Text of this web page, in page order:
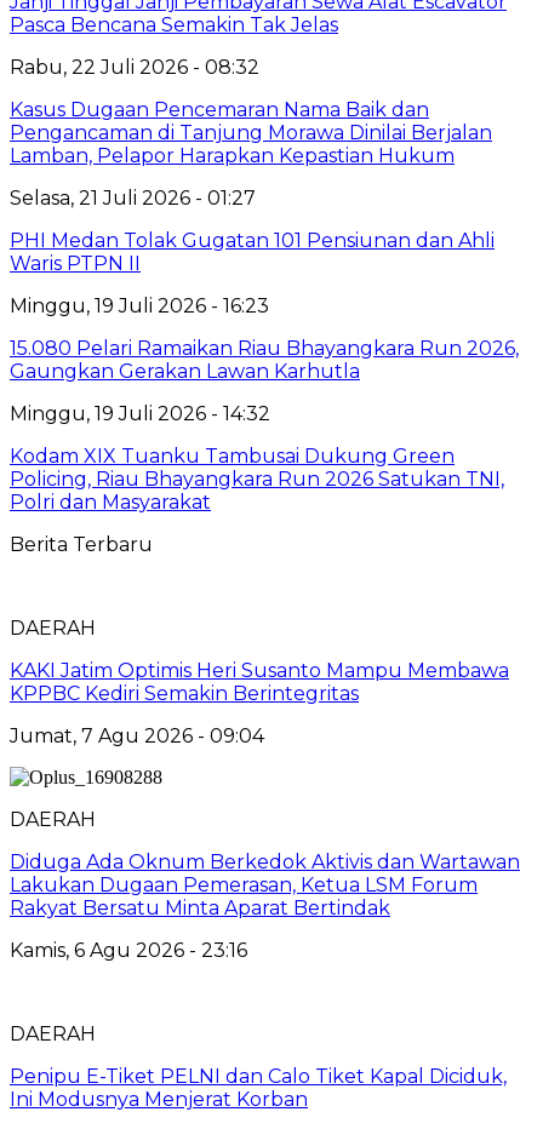
Pasca Bencana Semakin Tak Jelas
Rabu, 22 Juli 2026 - 08:32
Kasus Dugaan Pencemaran Nama Baik dan
Pengancaman di Tanjung Morawa Dinilai Berjalan
Lamban, Pelapor Harapkan Kepastian Hukum
Selasa, 21 Juli 2026 - 01:27
PHI Medan Tolak Gugatan 101 Pensiunan dan Ahli
Waris PTPN II
Minggu, 19 Juli 2026 - 16:23
15.080 Pelari Ramaikan Riau Bhayangkara Run 2026,
Gaungkan Gerakan Lawan Karhutla
Minggu, 19 Juli 2026 - 14:32
Kodam XIX Tuanku Tambusai Dukung Green
Policing, Riau Bhayangkara Run 2026 Satukan TNI,
Polri dan Masyarakat
Berita Terbaru
DAERAH
KAKI Jatim Optimis Heri Susanto Mampu Membawa
KPPBC Kediri Semakin Berintegritas
Jumat, 7 Agu 2026 - 09:04
DAERAH
Diduga Ada Oknum Berkedok Aktivis dan Wartawan
Lakukan Dugaan Pemerasan, Ketua LSM Forum
Rakyat Bersatu Minta Aparat Bertindak
Kamis, 6 Agu 2026 - 23:16
DAERAH
Penipu E-Tiket PELNI dan Calo Tiket Kapal Diciduk,
Ini Modusnya Menjerat Korban